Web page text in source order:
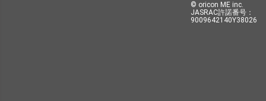
© oricon ME inc.
JASRAC許諾番号：
9009642140Y38026